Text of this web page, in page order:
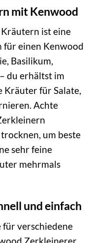
mit Kenwood
ist eine
für einen Kenwood
Basilikum,
du erhältst im
Kräuter für Salate,
Achte
um beste
sehr feine
mehrmals
und einfach
für verschiedene
Zerkleinerer